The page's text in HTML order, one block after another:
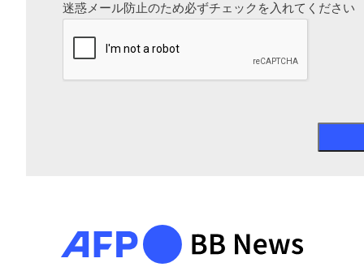
迷惑メール防止のため必ずチェックを入れてください